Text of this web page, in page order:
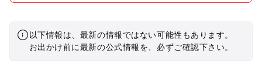
以下情報は、最新の情報ではない可能性もあります。
お出かけ前に最新の公式情報を、必ずご確認下さい。